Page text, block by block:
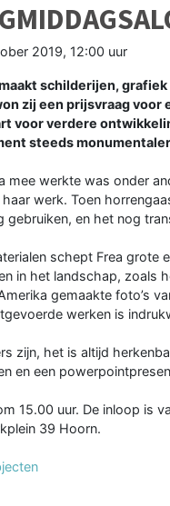
2019, 12:00 uur
maakt schilderijen,
zij een prijsvraag
voor verdere
steeds
mee werkte was onder
werk. Toen
gebruiken, en het nog
schept Frea grote
in het landschap, zoals
gemaakte foto’s
werken is
zijn, het is altijd
en een
15.00 uur. De inloop is
39 Hoorn.